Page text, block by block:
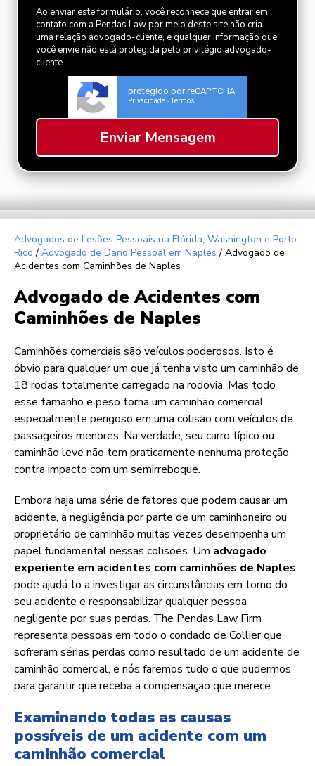
Ao enviar este formulário, você reconhece que entrar em
contato com a Pendas Law por meio deste site não cria
uma relação advogado-cliente, e qualquer informação que
você envie não está protegida pelo privilégio advogado-
cliente.
protegido por reCAPTCHA
Privacidade - Termos
Advogados de Lesões Pessoais na Flórida, Washington e Porto
Rico / Advogado de Dano Pessoal em Naples / Advogado de
Acidentes com Caminhões de Naples
Advogado de Acidentes com
Caminhões de Naples
Caminhões comerciais são veículos poderosos. Isto é
óbvio para qualquer um que já tenha visto um caminhão de
18 rodas totalmente carregado na rodovia. Mas todo
esse tamanho e peso torna um caminhão comercial
especialmente perigoso em uma colisão com veículos de
passageiros menores. Na verdade, seu carro típico ou
caminhão leve não tem praticamente nenhuma proteção
contra impacto com um semirreboque.
Embora haja uma série de fatores que podem causar um
acidente, a negligência por parte de um caminhoneiro ou
proprietário de caminhão muitas vezes desempenha um
papel fundamental nessas colisões. Um advogado
experiente em acidentes com caminhões de Naples
pode ajudá-lo a investigar as circunstâncias em torno do
seu acidente e responsabilizar qualquer pessoa
negligente por suas perdas. The Pendas Law Firm
representa pessoas em todo o condado de Collier que
sofreram sérias perdas como resultado de um acidente de
caminhão comercial, e nós faremos tudo o que pudermos
para garantir que receba a compensação que merece.
Examinando todas as causas
possíveis de um acidente com um
caminhão comercial